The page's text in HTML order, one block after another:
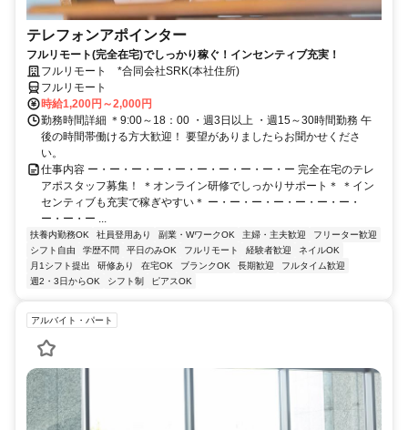
テレフォンアポインター
フルリモート(完全在宅)でしっかり稼ぐ！インセンティブ充実！
フルリモート *合同会社SRK(本社住所)
フルリモート
時給1,200円～2,000円
勤務時間詳細 ＊9:00～18：00 ・週3日以上 ・週15～30時間勤務 午
後の時間帯働ける方大歓迎！ 要望がありましたらお聞かせくださ
い。
仕事内容 ー・ー・ー・ー・ー・ー・ー・ー・ー・ー 完全在宅のテレ
アポスタッフ募集！ ＊オンライン研修でしっかりサポート＊ ＊イン
センティブも充実で稼ぎやすい＊ ー・ー・ー・ー・ー・ー・ー・
ー・ー・ー ...
扶養内勤務OK 社員登用あり 副業・WワークOK 主婦・主夫歓迎
フリーター歓迎
シフト自由
学歴不問 平日のみOK フルリモート 経験者歓迎
ネイルOK
月1シフト提出
研修あり 在宅OK ブランクOK 長期歓迎
フルタイム歓迎
週2・3日からOK
シフト制 ピアスOK
アルバイト・パート